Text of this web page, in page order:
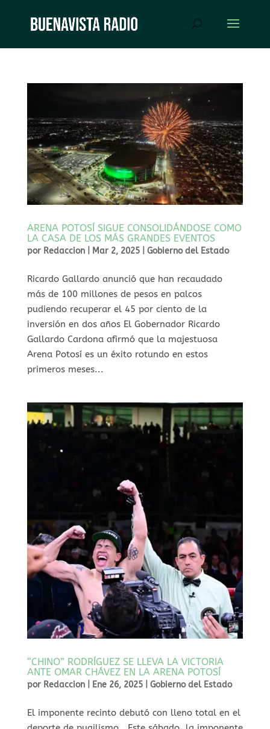
ARENA POTOSÍ SIGUE CONSOLIDÁNDOSE COMO
LA CASA DE LOS MÁS GRANDES EVENTOS
por Redaccion| Mar 2, 2025| Gobierno del Estado
⁠Ricardo Gallardo anunció que han recaudado
más de 100 millones de pesos en palcos
pudiendo recuperar el 45 por ciento de la
inversión en dos años El Gobernador Ricardo
Gallardo Cardona afirmó que la majestuosa
Arena Potosí es un éxito rotundo en estos
primeros meses...
“CHINO” RODRÍGUEZ SE LLEVA LA VICTORIA
ANTE OMAR CHÁVEZ EN LA ARENA POTOSÍ
por Redaccion| Ene 26, 2025| Gobierno del Estado
⁠El imponente recinto debutó con lleno total en el